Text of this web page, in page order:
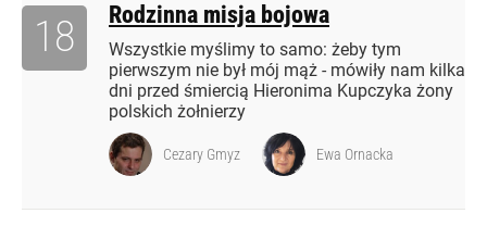
Rodzinna misja bojowa
Wszystkie myślimy to samo: żeby tym
pierwszym nie był mój mąż - mówiły nam kilka
dni przed śmiercią Hieronima Kupczyka żony
polskich żołnierzy
18
Cezary Gmyz Ewa Ornacka